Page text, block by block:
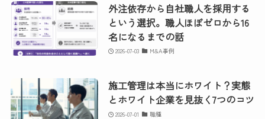
外注依存から自社職人を採用する
という選択。職人ほぼゼロから16
名になるまでの話
2026-07-03 M&A事例
施工管理は本当にホワイト？実態
とホワイト企業を見抜く7つのコツ
2026-07-01 職種